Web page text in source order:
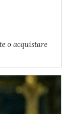
o acquistare